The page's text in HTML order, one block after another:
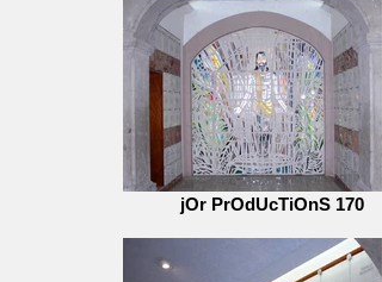
jOr PrOdUcTiOnS 170